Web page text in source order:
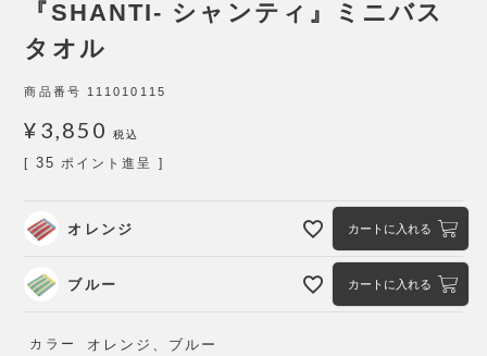
『SHANTI- シャンティ』ミニバス
タオル
商品番号 111010115
¥ 3,850 税込
[ 35 ポイント進呈 ]
オレンジ カートに入れる
ブルー カートに入れる
カラー オレンジ、ブルー